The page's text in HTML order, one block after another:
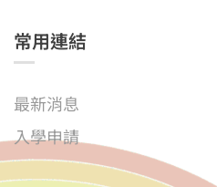
常用連結
最新消息
入學申請